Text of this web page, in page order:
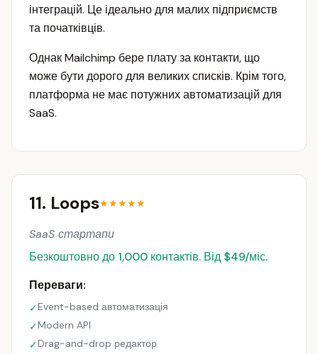
інтеграцій. Це ідеально для малих підприємств
та початківців.
Однак Mailchimp бере плату за контакти, що
може бути дорого для великих списків. Крім того,
платформа не має потужних автоматизацій для
SaaS.
11. Loops★★★★★
SaaS стартапи
Безкоштовно до 1,000 контактів. Від $49/міс.
Переваги:
✓Event-based автоматизація
✓Modern API
✓Drag-and-drop редактор